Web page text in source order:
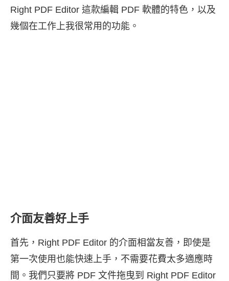
Right PDF Editor 這款編輯 PDF 軟體的特色，以及
幾個在工作上我很常用的功能。
介面友善好上手
首先，Right PDF Editor 的介面相當友善，即使是
第一次使用也能快速上手，不需要花費太多適應時
間。我們只要將 PDF 文件拖曳到 Right PDF Editor